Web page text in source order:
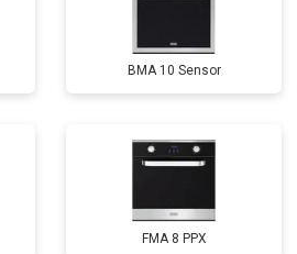
BMA 10 Sensor
FMA 8 PPX